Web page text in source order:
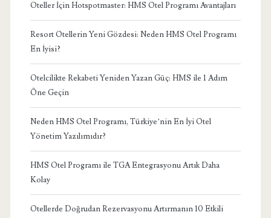
Oteller İçin Hotspotmaster: HMS Otel Programı Avantajları
Resort Otellerin Yeni Gözdesi: Neden HMS Otel Programı
En İyisi?
Otelcilikte Rekabeti Yeniden Yazan Güç: HMS ile 1 Adım
Öne Geçin
Neden HMS Otel Programı, Türkiye’nin En İyi Otel
Yönetim Yazılımıdır?
HMS Otel Programı ile TGA Entegrasyonu Artık Daha
Kolay
Otellerde Doğrudan Rezervasyonu Artırmanın 10 Etkili